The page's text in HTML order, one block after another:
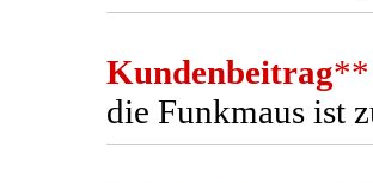
Kundenbeitrag**
die Funkmaus ist